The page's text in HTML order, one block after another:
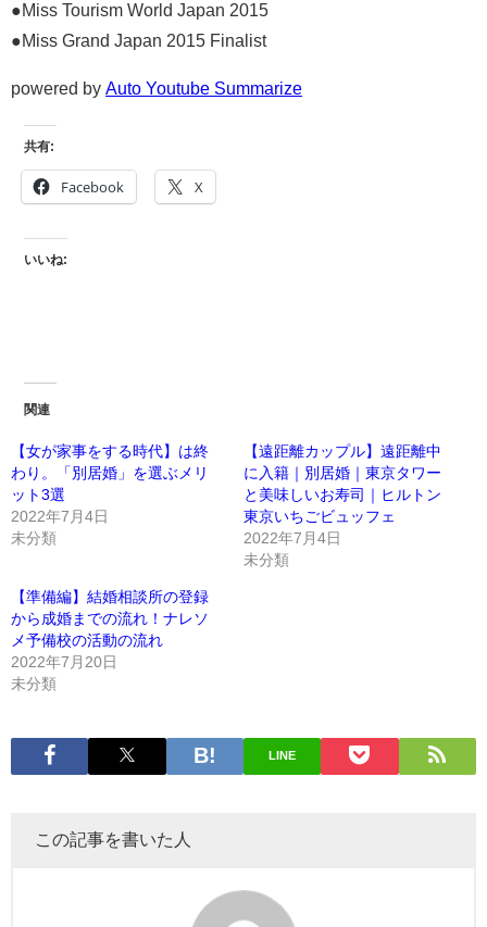
●Miss Tourism World Japan 2015
●Miss Grand Japan 2015 Finalist
powered by Auto Youtube Summarize
共有:
Facebook X
いいね:
関連
【女が家事をする時代】は終
わり。「別居婚」を選ぶメリ
ット3選
2022年7月4日
未分類
【遠距離カップル】遠距離中
に入籍｜別居婚｜東京タワー
と美味しいお寿司｜ヒルトン
東京いちごビュッフェ
2022年7月4日
未分類
【準備編】結婚相談所の登録
から成婚までの流れ！ナレソ
メ予備校の活動の流れ
2022年7月20日
未分類
LINE
この記事を書いた人